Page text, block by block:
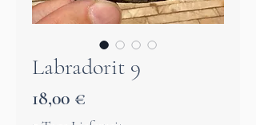
Labradorit 9
18,00 €